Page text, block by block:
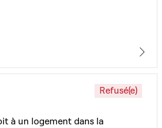
Refusé(e)
à un logement dans la